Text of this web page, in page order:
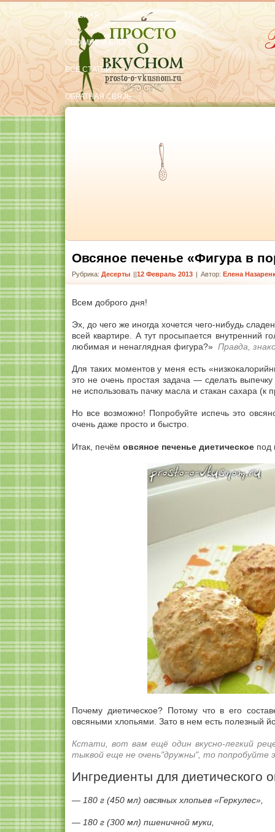
ГЛАВНАЯ
ОБО МНЕ И БЛОГЕ
ВСЕ СТАТЬИ
ОБРАТНАЯ СВЯЗЬ
Овсяное печенье «Фигура в
Рубрика: Десерты | 12 Февраль 2013 | Автор: Елена
Всем доброго дня!
Эх, до чего же иногда хочется чего-нибудь
всей квартире. А тут просыпается
любимая и ненаглядная фигура?» Правда,
Для таких моментов у меня есть
это не очень простая задача — сделать
не использовать пачку масла и стакан сахара (к
Но все возможно! Попробуйте испечь это
очень даже просто и быстро.
Итак, печём овсяное печенье диетическое под
Почему диетическое? Потому что в его
овсяными хлопьями. Зато в нем есть полезный
Кстати, вот вам ещё один вкусно-легкий
тыквой еще не очень"дружны", то попробуйте
Ингредиенты для диетического
— 180 г (450 мл) овсяных хлопьев «Геркулес»,
— 180 г (300 мл) пшеничной муки,